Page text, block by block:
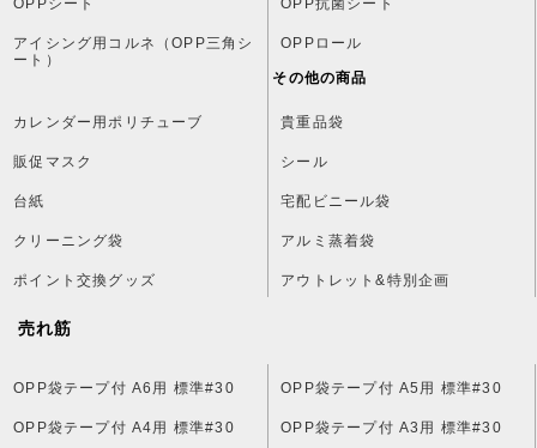
OPPシート OPP抗菌シート
アイシング用コルネ（OPP三角シ
ート）
OPPロール
その他の商品
カレンダー用ポリチューブ 貴重品袋
販促マスク シール
台紙 宅配ビニール袋
クリーニング袋 アルミ蒸着袋
ポイント交換グッズ アウトレット&特別企画
売れ筋
OPP袋テープ付 A6用 標準#30 OPP袋テープ付 A5用 標準#30
OPP袋テープ付 A4用 標準#30 OPP袋テープ付 A3用 標準#30